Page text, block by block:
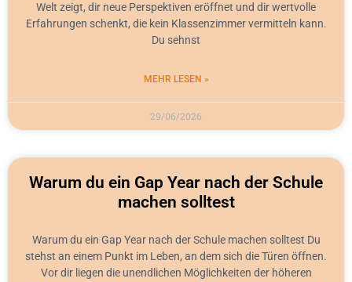
Welt zeigt, dir neue Perspektiven eröffnet und dir wertvolle
Erfahrungen schenkt, die kein Klassenzimmer vermitteln kann.
Du sehnst
MEHR LESEN »
29/06/2026
Warum du ein Gap Year nach der Schule
machen solltest
Warum du ein Gap Year nach der Schule machen solltest Du
stehst an einem Punkt im Leben, an dem sich die Türen öffnen.
Vor dir liegen die unendlichen Möglichkeiten der höheren